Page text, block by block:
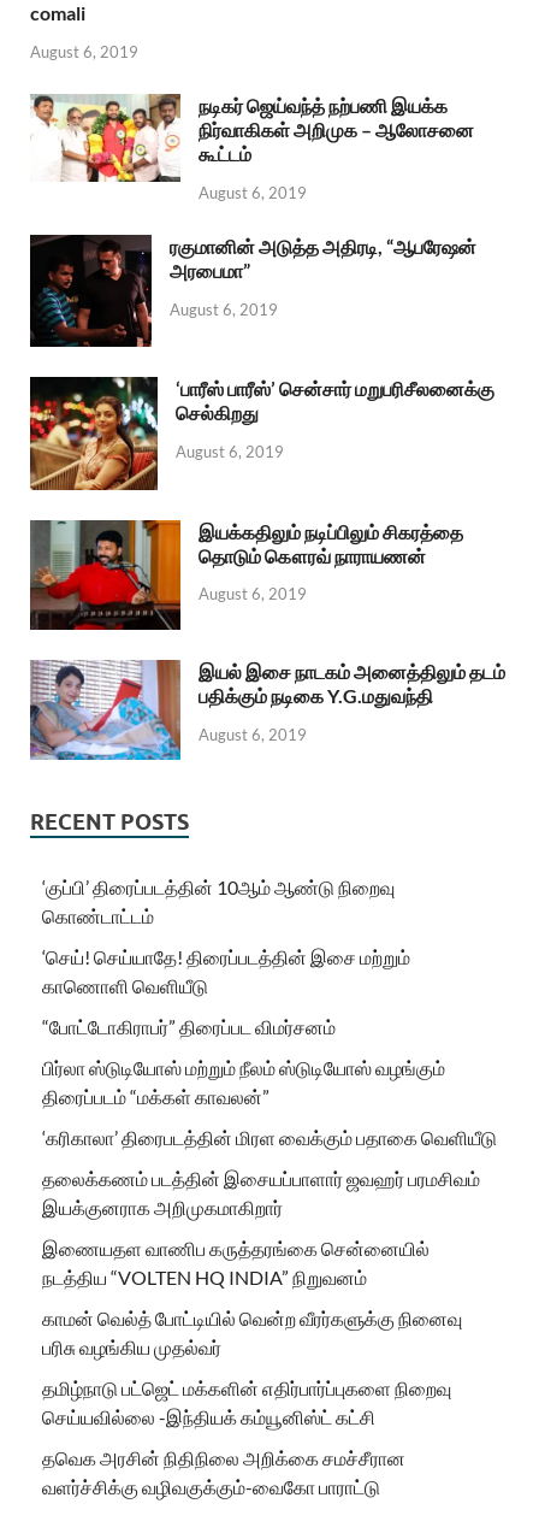
comali
August 6, 2019
நடிகர் ஜெய்வந்த் நற்பணி இயக்க
நிர்வாகிகள் அறிமுக – ஆலோசனை
கூட்டம்
August 6, 2019
ரகுமானின் அடுத்த அதிரடி, “ஆபரேஷன்
அரபைமா”
August 6, 2019
‘பாரீஸ் பாரீஸ்’ சென்சார் மறுபரிசீலனைக்கு
செல்கிறது
August 6, 2019
இயக்கதிலும் நடிப்பிலும் சிகரத்தை
தொடும் கௌரவ் நாராயணன்
August 6, 2019
இயல் இசை நாடகம் அனைத்திலும் தடம்
பதிக்கும் நடிகை Y.G.மதுவந்தி
August 6, 2019
RECENT POSTS
‘குப்பி’ திரைப்படத்தின் 10ஆம் ஆண்டு நிறைவு
கொண்டாட்டம்
‘செய்! செய்யாதே! திரைப்படத்தின் இசை மற்றும்
காணொளி வெளியீடு
“போட்டோகிராபர்” திரைப்பட விமர்சனம்
பிர்லா ஸ்டுடியோஸ் மற்றும் நீலம் ஸ்டுடியோஸ் வழங்கும்
திரைப்படம் “மக்கள் காவலன்”
‘கரிகாலா’ திரைபடத்தின் மிரள வைக்கும் பதாகை வெளியீடு
தலைக்கணம் படத்தின் இசையப்பாளார் ஜவஹர் பரமசிவம்
இயக்குனராக அறிமுகமாகிறார்
இணையதள வாணிப கருத்தரங்கை சென்னையில்
நடத்திய “VOLTEN HQ INDIA” நிறுவனம்
காமன் வெல்த் போட்டியில் வென்ற வீரர்களுக்கு நினைவு
பரிசு வழங்கிய முதல்வர்
தமிழ்நாடு பட்ஜெட் மக்களின் எதிர்பார்ப்புகளை நிறைவு
செய்யவில்லை -இந்தியக் கம்யூனிஸ்ட் கட்சி
தவெக அரசின் நிதிநிலை அறிக்கை சமச்சீரான
வளர்ச்சிக்கு வழிவகுக்கும்-வைகோ பாராட்டு